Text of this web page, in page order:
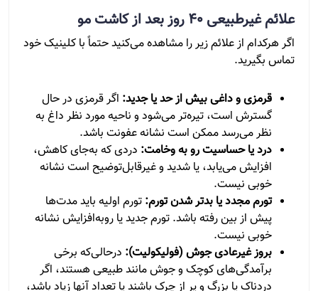
علائم غیرطبیعی ۴۰ روز بعد از کاشت مو
اگر هرکدام از علائم زیر را مشاهده می‌کنید حتماً با کلینیک خود
تماس بگیرید.
قرمزی و داغی بیش از حد یا جدید: اگر قرمزی در حال
گسترش است، تیره‌تر می‌شود و ناحیه مورد نظر داغ به
نظر می‌رسد ممکن است نشانه عفونت باشد.
درد یا حساسیت رو به وخامت: دردی که به‌جای کاهش،
افزایش می‌یابد، یا شدید و غیرقابل‌توضیح است نشانه
خوبی نیست.
تورم مجدد یا بدتر شدن تورم: تورم اولیه باید مدت‌ها
پیش از بین رفته باشد. تورم جدید یا روبه‌افزایش نشانه
خوبی نیست.
بروز غیرعادی جوش (فولیکولیت): درحالی‌که برخی
برآمدگی‌های کوچک و جوش مانند طبیعی هستند، اگر
دردناک یا بزرگ و پر از چرک باشند یا تعداد آنها زیاد باشد،